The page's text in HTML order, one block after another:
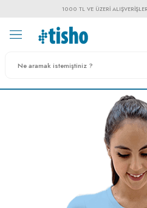
1000 TL VE ÜZERI